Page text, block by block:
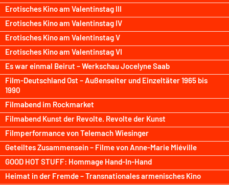
Erotisches Kino am Valentinstag III
Erotisches Kino am Valentinstag IV
Erotisches Kino am Valentinstag V
Erotisches Kino am Valentinstag VI
Es war einmal Beirut – Werkschau Jocelyne Saab
Film-Deutschland Ost – Außenseiter und Einzeltäter 1965 bis
1990
Filmabend im Rockmarket
Filmabend Kunst der Revolte. Revolte der Kunst
Filmperformance von Telemach Wiesinger
Geteiltes Zusammensein – Filme von Anne-Marie Miéville
GOOD HOT STUFF: Hommage Hand-In-Hand
Heimat in der Fremde – Transnationales armenisches Kino